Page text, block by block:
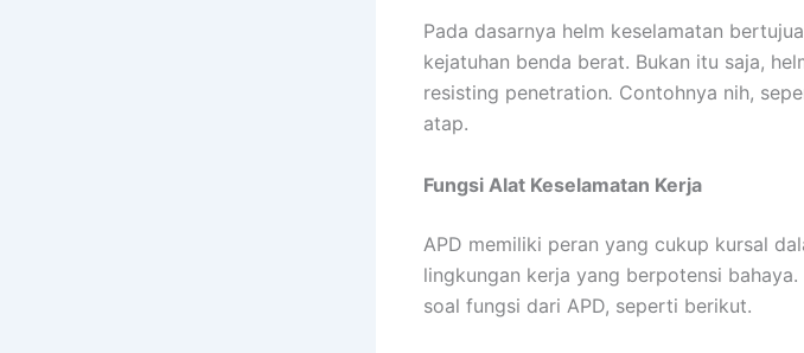
Pada dasarnya helm keselamatan
kejatuhan benda berat. Bukan itu saja,
resisting penetration. Contohnya nih,
atap.
Fungsi Alat Keselamatan Kerja
APD memiliki peran yang cukup kursal
lingkungan kerja yang berpotensi
soal fungsi dari APD, seperti berikut.